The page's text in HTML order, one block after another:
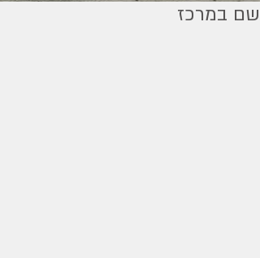
שם במרכז